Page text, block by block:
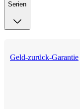
Serien
Geld-zurück-Garantie